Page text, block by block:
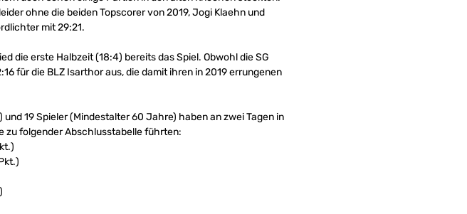
ohne die beiden Topscorer von 2019, Jogi Klaehn und
mit 29:21.
die erste Halbzeit (18:4) bereits das Spiel. Obwohl die SG
für die BLZ Isarthor aus, die damit ihren in 2019 errungenen
19 Spieler (Mindestalter 60 Jahre) haben an zwei Tagen in
zu folgender Abschlusstabelle führten: